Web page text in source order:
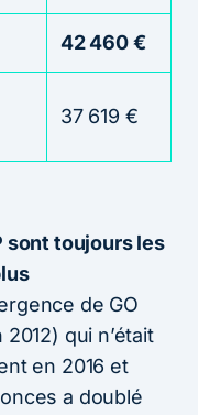
42 460 €
37 619 €
sont toujours les
de GO
qui n’était
en 2016 et
a doublé